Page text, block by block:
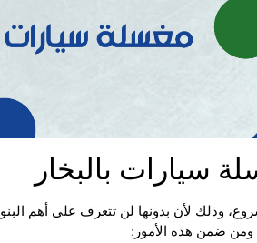
سيارات بالبخار
وذلك لأن بدونها لن تتعرف على أهم
ضمن هذه الأمور: